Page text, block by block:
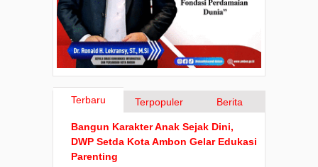
Terbaru Terpopuler Berita
Bangun Karakter Anak Sejak Dini,
DWP Setda Kota Ambon Gelar Edukasi
Parenting